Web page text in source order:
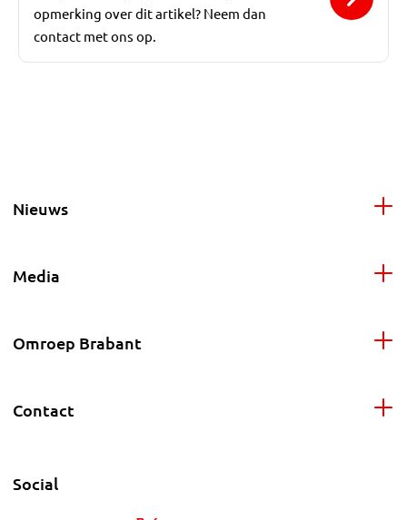
opmerking over dit artikel? Neem dan
contact met ons op.
Nieuws
Media
Omroep Brabant
Contact
Social